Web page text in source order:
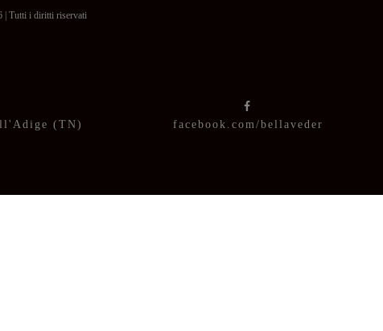
Tutti i diritti riservati
(TN) facebook.com/bellaveder